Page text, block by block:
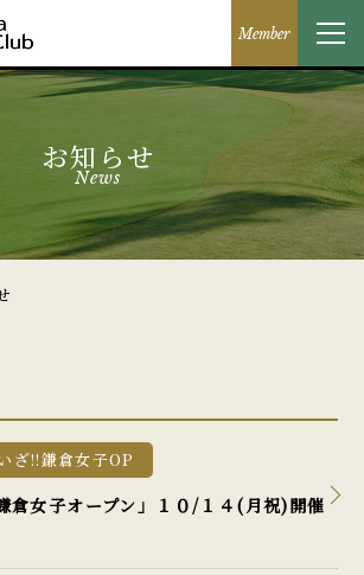
お知らせ
News
ざ!!鎌倉女子OP
倉女子オープン」１０/１４(月祝)開催
Member